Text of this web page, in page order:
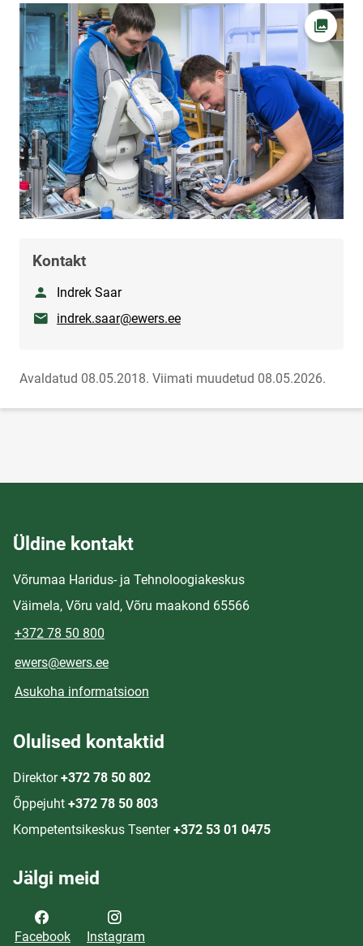
Ava
Kontakt
NimiIndrek Saar
E-postindrek.saar@ewers.ee
Avaldatud 08.05.2018. Viimati muudetud 08.05.2026.
Üldine kontakt
Võrumaa Haridus- ja Tehnoloogiakeskus
Väimela, Võru vald, Võru maakond 65566
+372 78 50 800
ewers@ewers.ee
Asukoha informatsioon
Olulised kontaktid
Direktor +372 78 50 802
Õppejuht +372 78 50 803
Kompetentsikeskus Tsenter +372 53 01 0475
Jälgi meid
Facebook Instagram